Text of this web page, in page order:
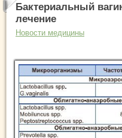
Бактериальный
лечение
Новости медицины